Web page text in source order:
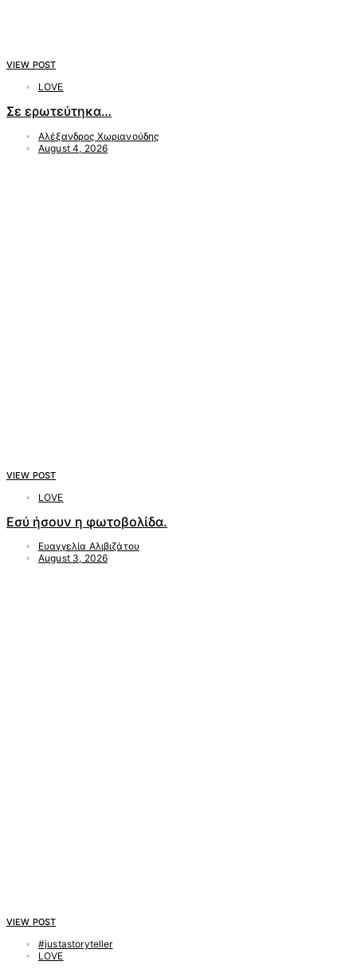
VIEW POST
LOVE
Σε ερωτεύτηκα…
Αλέξανδρος Χωριανούδης
August 4, 2026
VIEW POST
LOVE
Εσύ ήσουν η φωτοβολίδα.
Ευαγγελία Αλιβιζάτου
August 3, 2026
VIEW POST
#justastoryteller
LOVE